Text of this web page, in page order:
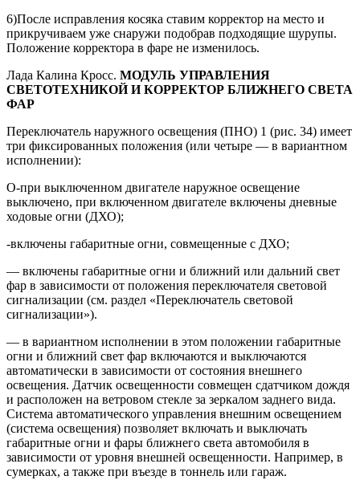
6)После исправления косяка ставим корректор на место и
прикручиваем уже снаружи подобрав подходящие шурупы.
Положение корректора в фаре не изменилось.
Лада Калина Кросс. МОДУЛЬ УПРАВЛЕНИЯ
СВЕТОТЕХНИКОЙ И КОРРЕКТОР БЛИЖНЕГО СВЕТА
ФАР
Переключатель наружного освещения (ПНО) 1 (рис. 34) имеет
три фиксированных положения (или четыре — в вариантном
исполнении):
О-при выключенном двигателе наружное освещение
выключено, при включенном двигателе включены дневные
ходовые огни (ДХО);
-включены габаритные огни, совмещенные с ДХО;
— включены габаритные огни и ближний или дальний свет
фар в зависимости от положения переключателя световой
сигнализации (см. раздел «Переключатель световой
сигнализации»).
— в вариантном исполнении в этом положении габаритные
огни и ближний свет фар включаются и выключаются
автоматически в зависимости от состояния внешнего
освещения. Датчик освещенности совмещен сдатчиком дождя
и расположен на ветровом стекле за зеркалом заднего вида.
Система автоматического управления внешним освещением
(система освещения) позволяет включать и выключать
габаритные огни и фары ближнего света автомобиля в
зависимости от уровня внешней освещенности. Например, в
сумерках, а также при въезде в тоннель или гараж.